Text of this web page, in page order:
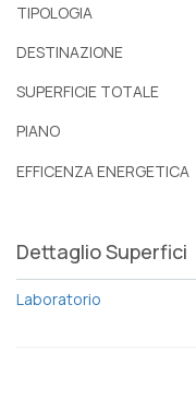
TIPOLOGIA
DESTINAZIONE
SUPERFICIE TOTALE
PIANO
EFFICENZA ENERGETICA
Dettaglio Superfici
Laboratorio